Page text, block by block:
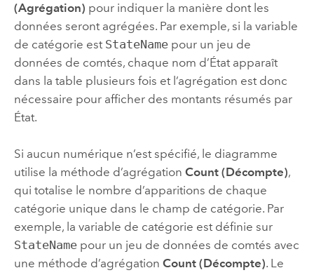
(Agrégation) pour indiquer la manière dont les
données seront agrégées. Par exemple, si la variable
de catégorie est StateNamepour un jeu de
données de comtés, chaque nom d’État apparaît
dans la table plusieurs fois et l’agrégation est donc
nécessaire pour afficher des montants résumés par
État.
Si aucun numérique n’est spécifié, le diagramme
utilise la méthode d’agrégation Count (Décompte),
qui totalise le nombre d’apparitions de chaque
catégorie unique dans le champ de catégorie. Par
exemple, la variable de catégorie est définie sur
StateNamepour un jeu de données de comtés avec
une méthode d’agrégation Count (Décompte). Le